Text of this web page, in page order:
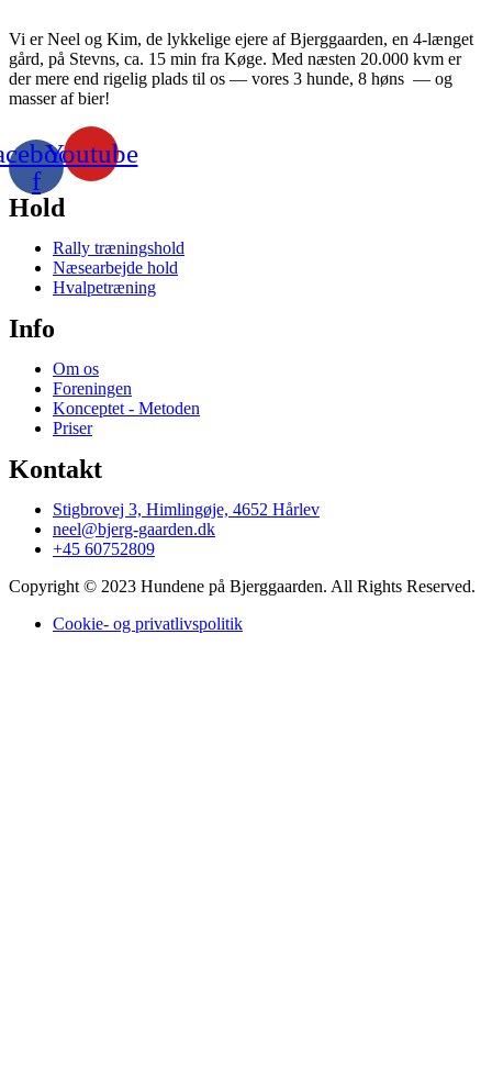
Vi er Neel og Kim, de lykkelige ejere af Bjerggaarden, en 4-længet
gård, på Stevns, ca. 15 min fra Køge. Med næsten 20.000 kvm er
der mere end rigelig plads til os — vores 3 hunde, 8 høns — og
masser af bier!
f
Youtube
Hold
Rally træningshold
Næsearbejde hold
Hvalpetræning
Info
Om os
Foreningen
Konceptet - Metoden
Priser
Kontakt
Stigbrovej 3, Himlingøje, 4652 Hårlev
neel@bjerg-gaarden.dk
+45 60752809
Copyright © 2023 Hundene på Bjerggaarden. All Rights Reserved.
Cookie- og privatlivspolitik